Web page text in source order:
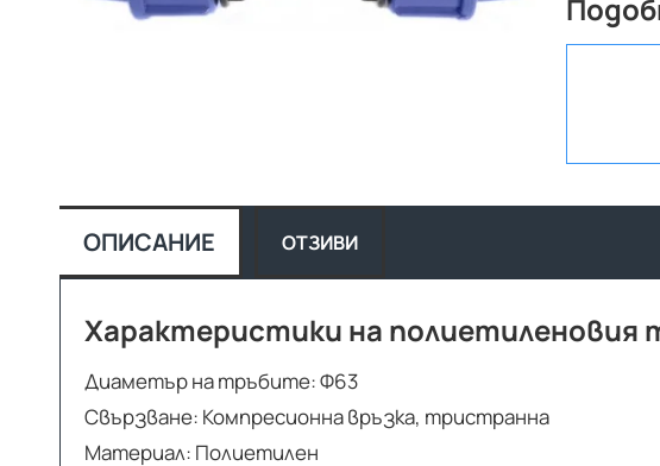
ОПИСАНИЕ ОТЗИВИ
Характеристики на полиетиленовия
Диаметър на тръбите: Ф63
Свързване: Компресионна връзка, тристранна
Материал: Полиетилен